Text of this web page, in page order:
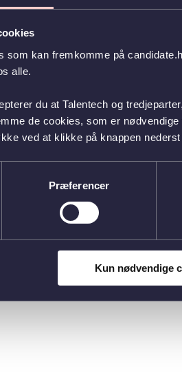
som kan fremkomme på
alle.
du at Talentech og
de cookies, som er nødvendige
ved at klikke på knappen
Præferencer
Kun nødvendige